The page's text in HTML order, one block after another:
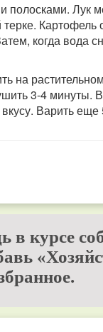
полосками. Лук
когда вода
на
3-4 минуты.
Варить
в курсе